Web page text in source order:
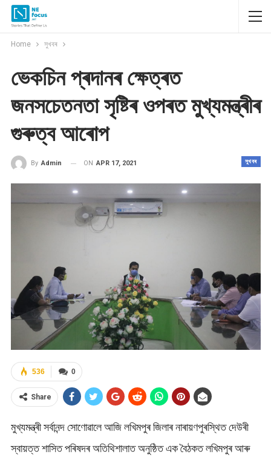
Home সুখবৰ
ভেকচিন প্ৰদানৰ ক্ষেত্ৰত
জনসচেতনতা সৃষ্টিৰ ওপৰত মুখ্যমন্ত্ৰীৰ
গুৰুত্ব আৰোপ
সুখবৰ
By Admin ON APR 17, 2021
0
536
Share
মুখ্যমন্ত্ৰী সৰ্বানন্দ সোণোৱালে আজি লখিমপুৰ জিলাৰ নাৰায়ণপুৰস্থিত দেউৰী
স্বায়ত্ত শাসিত পৰিষদৰ অতিথিশালাত অনুষ্ঠিত এক বৈঠকত লখিমপুৰ আৰু